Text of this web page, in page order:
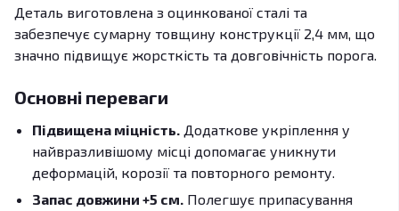
Деталь виготовлена з оцинкованої сталі та
забезпечує сумарну товщину конструкції 2,4 мм, що
значно підвищує жорсткість та довговічність порога.
Основні переваги
Підвищена міцність. Додаткове укріплення у
найвразливішому місці допомагає уникнути
деформацій, корозії та повторного ремонту.
Запас довжини +5 см. Полегшує припасування